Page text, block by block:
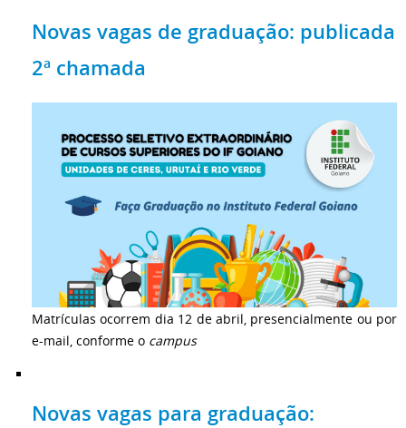
Novas vagas de graduação: publicada
2ª chamada
Matrículas ocorrem dia 12 de abril, presencialmente ou por
e-mail, conforme o campus
Novas vagas para graduação: